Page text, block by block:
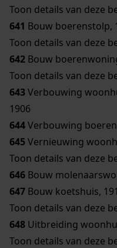
Toon details van deze
641 Bouw boerenstolp,
Toon details van deze
642 Bouw
Toon details van deze
643Verbouwing
1906
644Verbouwing
645Vernieuwing
Toon details van deze
646 Bouw
647 Bouw koetshuis,
Toon details van deze
648 Uitbreiding
Toon details van deze